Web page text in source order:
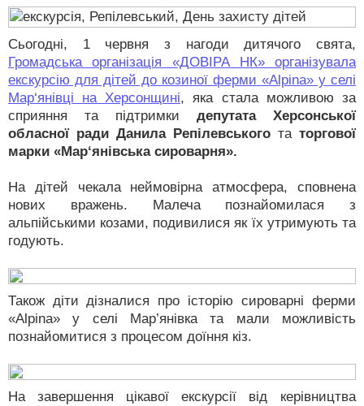
Сьогодні, 1 червня з нагоди дитячого свята,
Громадська організація «ДОВІРА НК» організувала
екскурсію для дітей до козиної ферми «Alpina» у селі
Мар‘янівці на Херсонщині, яка стала можливою за
сприяння та підтримки депутата Херсонської
обласної ради Данила Репілевського таторгової
марки «Мар‘янівська сироварня».
На дітей чекала неймовірна атмосфера, сповнена
нових вражень. Малеча познайомилася з
альпійськими козами, подивилися як їх утримують та
годують.
Також діти дізналися про історію сироварні ферми
«Alpina» у селі Мар’янівка та мали можливість
познайомитися з процесом доїння кіз.
На завершення цікавої екскурсії від керівництва